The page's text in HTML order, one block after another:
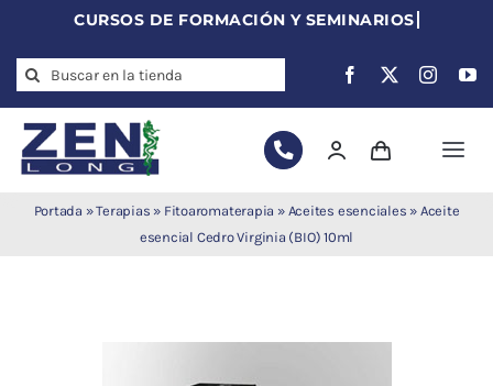
content
Search
for:
Portada »Terapias » Fitoaromaterapia » Aceites esenciales » Aceite
esencial Cedro Virginia (BIO) 10ml